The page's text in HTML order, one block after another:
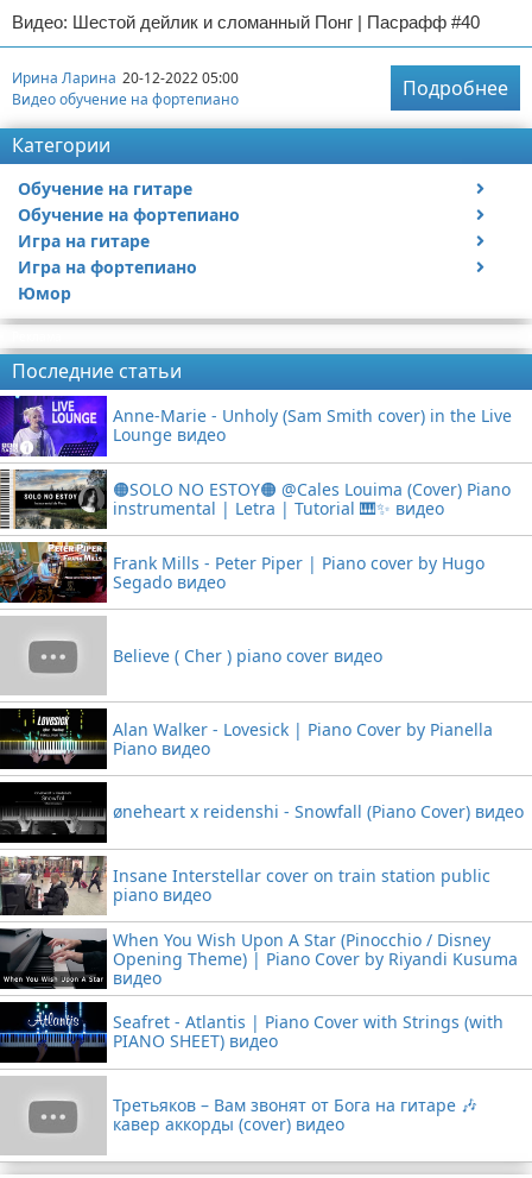
Видео: Шестой дейлик и сломанный Понг | Пасрафф #40
Ирина Ларина 20-12-2022 05:00
Видео обучение на фортепиано
Подробнее
Категории
Обучение на гитаре
Видео обучение на гитаре
Обучение на фортепиано
Видео обучение на фортепиано
Игра на гитаре
Видео с игрой на гитаре
Статьи про гитары
Игра на фортепиано
Видео с игрой на фортепиано
Юмор
Последние статьи
Anne-Marie - Unholy (Sam Smith cover) in the Live
Lounge видео
🟠SOLO NO ESTOY🟠 @Cales Louima (Cover) Piano
instrumental | Letra | Tutorial 🎹✨ видео
Frank Mills - Peter Piper | Piano cover by Hugo
Segado видео
Believe ( Cher ) piano cover видео
Alan Walker - Lovesick | Piano Cover by Pianella
Piano видео
øneheart x reidenshi - Snowfall (Piano Cover) видео
Insane Interstellar cover on train station public
piano видео
When You Wish Upon A Star (Pinocchio / Disney
Opening Theme) | Piano Cover by Riyandi Kusuma
видео
Seafret - Atlantis | Piano Cover with Strings (with
PIANO SHEET) видео
Третьяков – Вам звонят от Бога на гитаре 🎶
кавер аккорды (cover) видео